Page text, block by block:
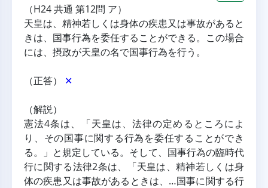
（H24 共通 第12問 ア）
天皇は、精神若しくは身体の疾患又は事故があると
きは、国事行為を委任することができる。この場合
には、摂政が天皇の名で国事行為を行う。
（正答） ✕
（解説）
憲法4条は、「天皇は、法律の定めるところによ
り、その国事に関する行為を委任することができ
る。」と規定している。そして、国事行為の臨時代
行に関する法律2条は、「天皇は、精神若しくは身
体の疾患又は事故があるときは、…国事に関する行